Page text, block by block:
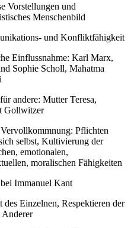
Vorstellungen und
Menschenbild
und Konfliktfähigkeit
Einflussnahme: Karl Marx,
Sophie Scholl, Mahatma
andere: Mutter Teresa,
Gollwitzer
Pflichten
selbst, Kultivierung der
emotionalen,
moralischen Fähigkeiten
Immanuel Kant
des Einzelnen, Respektieren der
Anderer